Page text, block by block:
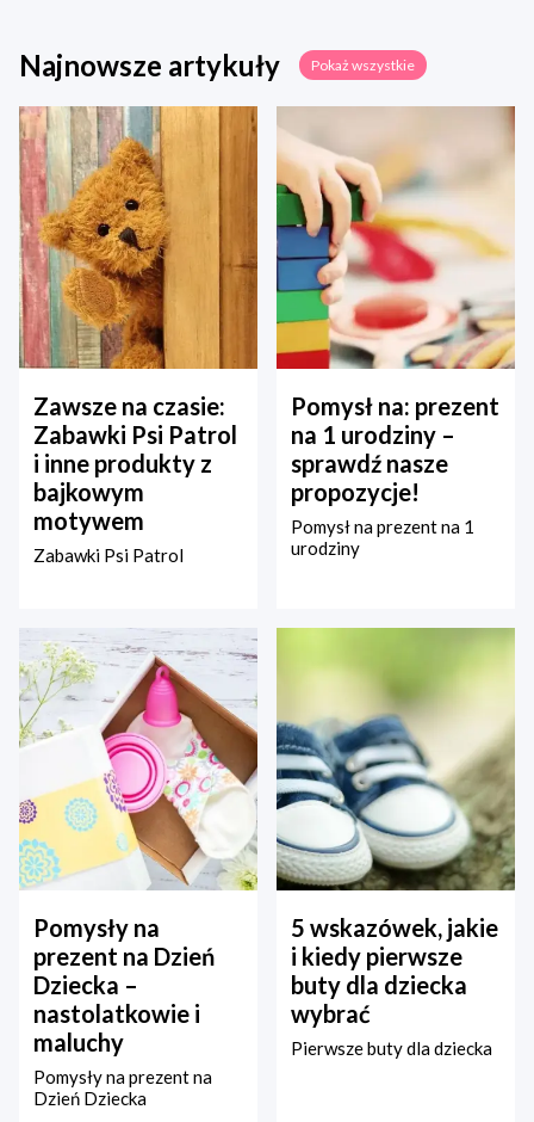
Najnowsze artykuły Pokaż wszystkie
Zawsze na czasie:
Zabawki Psi Patrol
i inne produkty z
bajkowym
motywem
Zabawki Psi Patrol
Pomysł na: prezent
na 1 urodziny –
sprawdź nasze
propozycje!
Pomysł na prezent na 1
urodziny
Pomysły na
prezent na Dzień
Dziecka –
nastolatkowie i
maluchy
Pomysły na prezent na
Dzień Dziecka
5 wskazówek, jakie
i kiedy pierwsze
buty dla dziecka
wybrać
Pierwsze buty dla dziecka